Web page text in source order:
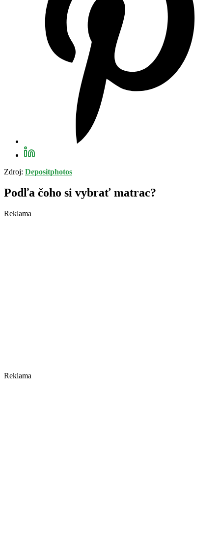
Zdroj: Depositphotos
Podľa čoho si vybrať matrac?
Reklama
Reklama